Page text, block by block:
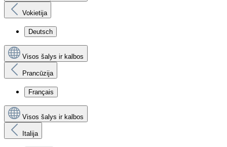
Vokietija
Deutsch
Visos šalys ir kalbos
Prancūzija
Français
Visos šalys ir kalbos
Italija